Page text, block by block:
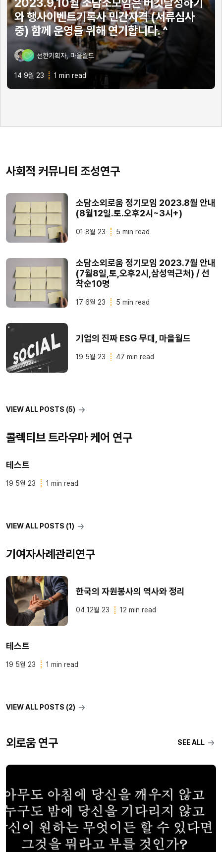
와 행사이벤트기록사 민간자격 (서류심사
중) 함께 운영을 위해 연기합니다. ^
선한기획자,마을월드
14 9월 23 1 min read
사회적 커뮤니티 조성연구
소담소외로움 정기모임 2023.8월 안내
(8월12일.토.오후2시~3시+)
01 8월 23 5 min read
소담소외로움 정기모임 2023.7월 안내
(7월8일,토,오후2시,삼성역근처) / 선
착순10명
17 6월 23 5 min read
기업의 진짜 ESG 무대, 마을월드
19 5월 23 47 min read
VIEW ALL POSTS (5)
콜렉티브 트라우마 케어 연구
테스트
19 5월 23 1 min read
VIEW ALL POSTS (1)
기여자사례관리연구
한국의 자원봉사의 역사와 정리
04 12월 23 12 min read
테스트
19 5월 23 1 min read
VIEW ALL POSTS (2)
외로움 연구 SEE ALL